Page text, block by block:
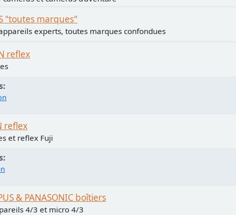
"toutes marques"
experts, toutes marques confondues
reflex
reflex
et reflex Fuji
& PANASONIC boîtiers
4/3 et micro 4/3